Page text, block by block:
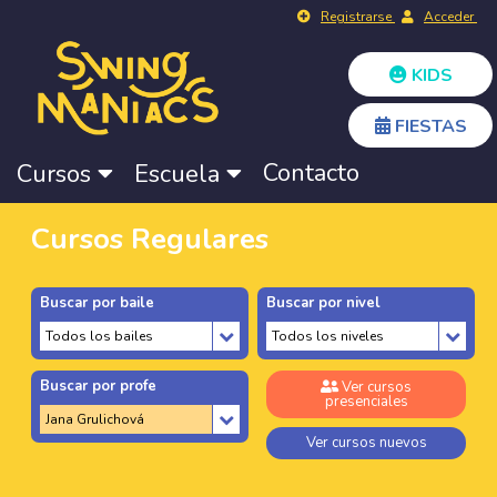
Registrarse Acceder
KIDS
FIESTAS
Cursos Escuela Contacto
Cursos Regulares
Buscar por baile Buscar por nivel
Buscar por profe Ver cursos
presenciales
Ver cursos nuevos